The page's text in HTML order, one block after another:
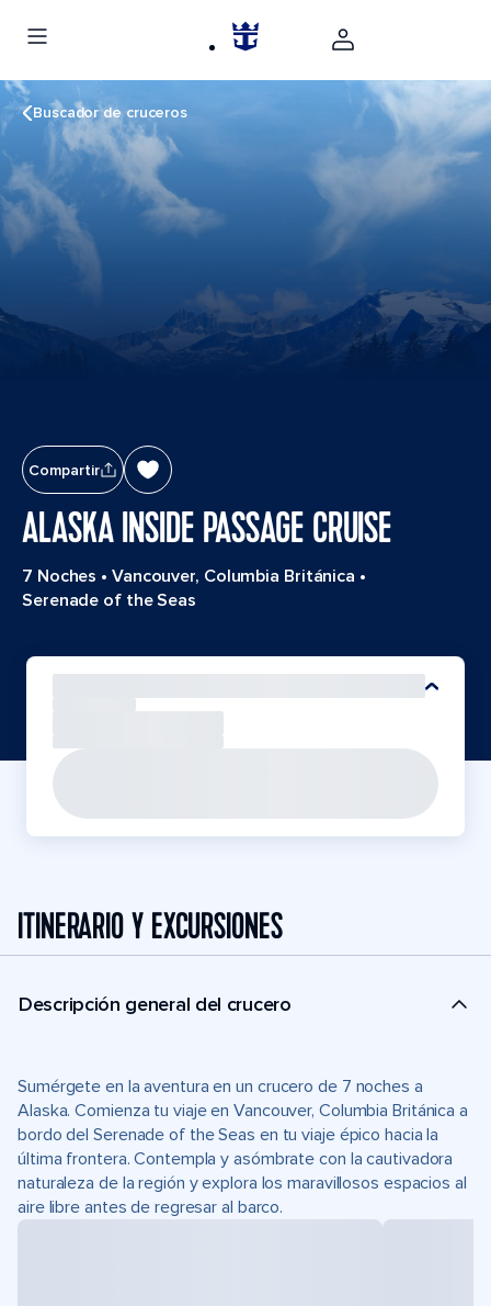
Buscador de cruceros
Compartir
ALASKA INSIDE PASSAGE CRUISE
7 Noches • Vancouver, Columbia Británica •
Serenade of the Seas
ITINERARIO Y EXCURSIONES
Descripción general del crucero
Sumérgete en la aventura en un crucero de 7 noches a
Alaska. Comienza tu viaje en Vancouver, Columbia Británica a
bordo del Serenade of the Seas en tu viaje épico hacia la
última frontera. Contempla y asómbrate con la cautivadora
naturaleza de la región y explora los maravillosos espacios al
aire libre antes de regresar al barco.